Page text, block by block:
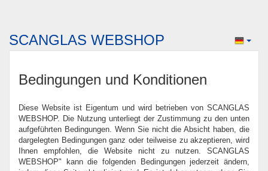
SCANGLAS WEBSHOP
Bedingungen und Konditionen
Diese Website ist Eigentum und wird betrieben von SCANGLAS
WEBSHOP. Die Nutzung unterliegt der Zustimmung zu den unten
aufgeführten Bedingungen. Wenn Sie nicht die Absicht haben, die
dargelegten Bedingungen ganz oder teilweise zu akzeptieren, wird
Ihnen empfohlen, die Website nicht zu nutzen. SCANGLAS
WEBSHOP" kann die folgenden Bedingungen jederzeit ändern,